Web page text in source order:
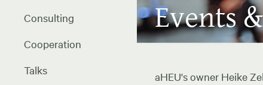
Consulting
Cooperation
Talks
Events
aHEU's owner Heike